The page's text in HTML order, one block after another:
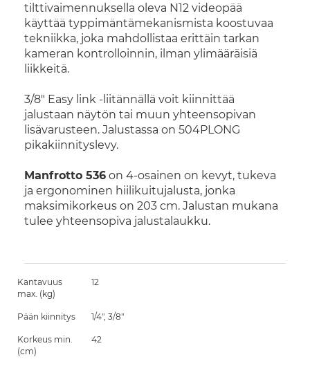
tilttivaimennuksella oleva N12 videopää
käyttää typpimäntämekanismista koostuvaa
tekniikka, joka mahdollistaa erittäin tarkan
kameran kontrolloinnin, ilman ylimääräisiä
liikkeitä.
3/8" Easy link -liitännällä voit kiinnittää
jalustaan näytön tai muun yhteensopivan
lisävarusteen. Jalustassa on 504PLONG
pikakiinnityslevy.
Manfrotto 536 on 4-osainen on kevyt, tukeva
ja ergonominen hiilikuitujalusta, jonka
maksimikorkeus on 203 cm. Jalustan mukana
tulee yhteensopiva jalustalaukku.
Kantavuus
max. (kg)
12
Pään kiinnitys 1/4", 3/8"
Korkeus min.
(cm)
42